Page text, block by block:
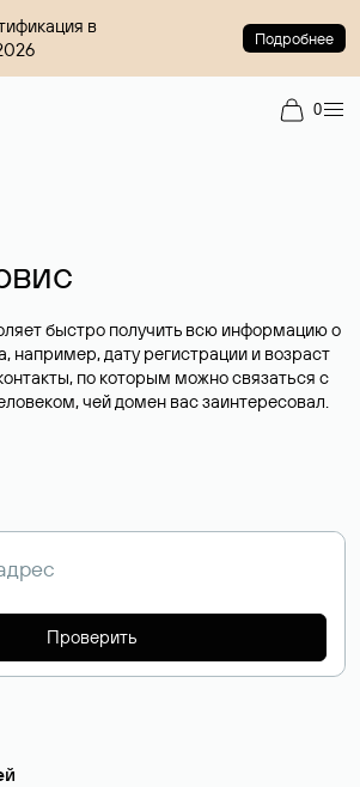
в
Подробнее
0
быстро получить всю информацию о
например, дату регистрации и возраст
по которым можно связаться с
чей домен вас заинтересовал.
Проверить